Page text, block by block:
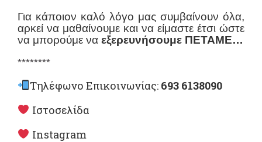
Για κάποιον καλό λόγο μας συμβαίνουν όλα,
αρκεί να μαθαίνουμε και να είμαστε έτσι ώστε
να μπορούμε να εξερευνήσουμε ΠΕΤΑΜΕ…
********
Τηλέφωνο Επικοινωνίας: 693 6138090
Ιστοσελίδα
Instagram